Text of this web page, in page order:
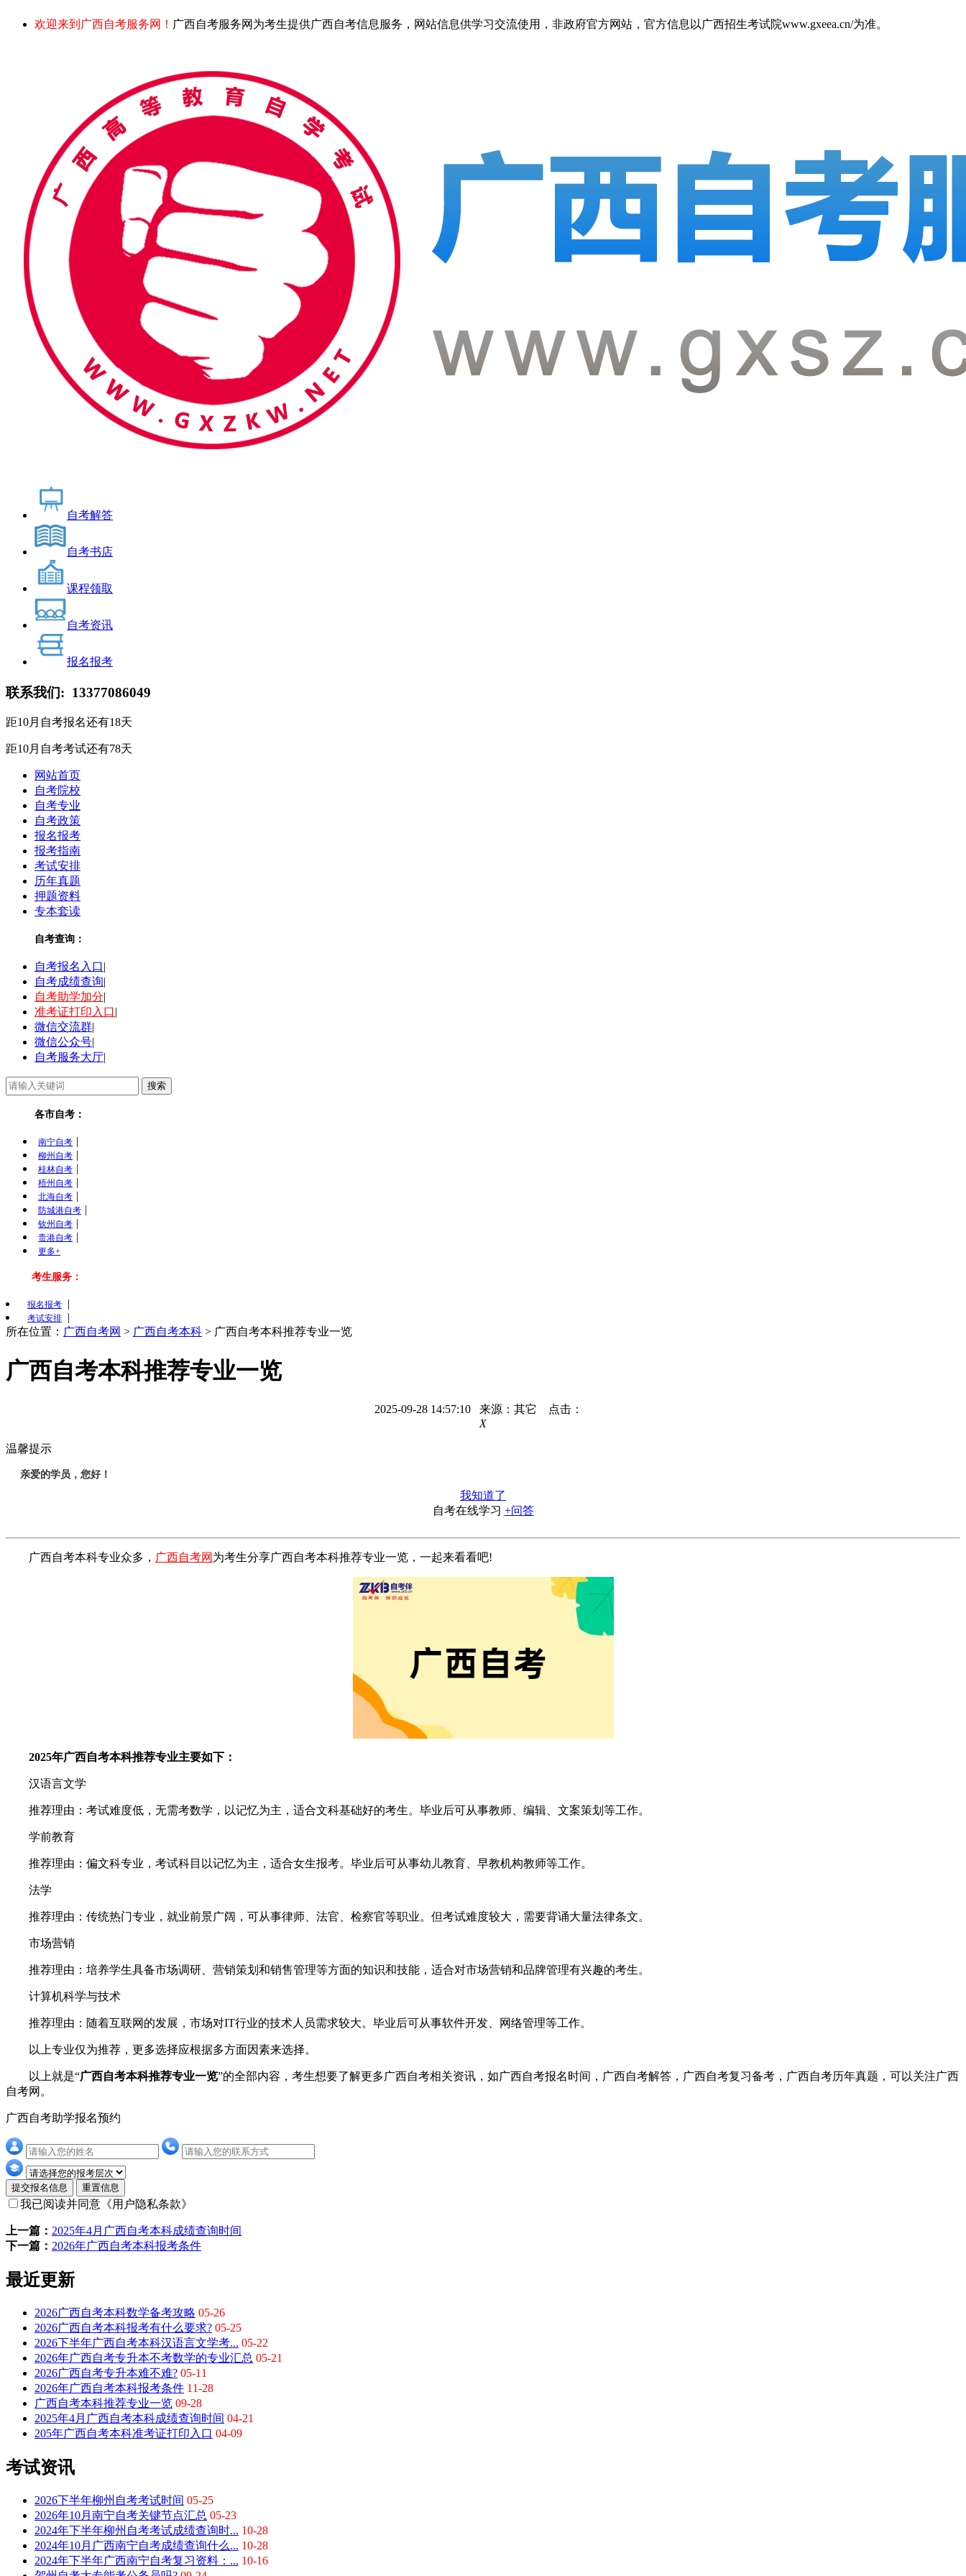
欢迎来到广西自考服务网！ 广西自考服务网为考生提供广西自考信息服务，网站信息供学习交流使用，非政府官方网站，官方信息以广西招生考试院www.gxeea.cn/为准。
自考解答
自考书店
课程领取
自考资讯
报名报考
联系我们: 13377086049
距10月自考报名还有18天
距10月自考考试还有78天
网站首页
自考院校
自考专业
自考政策
报名报考
报考指南
考试安排
历年真题
押题资料
专本套读
自考查询：
自考报名入口|
自考成绩查询|
自考助学加分|
准考证打印入口|
微信交流群|
微信公众号|
自考服务大厅|
各市自考：
南宁自考 |
柳州自考 |
桂林自考 |
梧州自考 |
北海自考 |
防城港自考 |
钦州自考 |
贵港自考 |
更多+
考生服务：
报名报考 |
考试安排
|
所在位置： 广西自考网 > 广西自考本科 > 广西自考本科推荐专业一览
广西自考本科推荐专业一览
2025-09-28 14:57:10 来源：其它 点击：
X
温馨提示
亲爱的学员，您好！
我知道了
自考在线学习 +问答
广西自考本科专业众多， 广西自考网 为考生分享广西自考本科推荐专业一览，一起来看看吧!
2025年广西自考本科推荐专业主要如下：
汉语言文学
推荐理由：考试难度低，无需考数学，以记忆为主，适合文科基础好的考生。毕业后可从事教师、编辑、文案策划等工作。
学前教育
推荐理由：偏文科专业，考试科目以记忆为主，适合女生报考。毕业后可从事幼儿教育、早教机构教师等工作。
法学
推荐理由：传统热门专业，就业前景广阔，可从事律师、法官、检察官等职业。但考试难度较大，需要背诵大量法律条文。
市场营销
推荐理由：培养学生具备市场调研、营销策划和销售管理等方面的知识和技能，适合对市场营销和品牌管理有兴趣的考生。
计算机科学与技术
推荐理由：随着互联网的发展，市场对IT行业的技术人员需求较大。毕业后可从事软件开发、网络管理等工作。
以上专业仅为推荐，更多选择应根据多方面因素来选择。
以上就是“广西自考本科推荐专业一览”的全部内容，考生想要了解更多广西自考相关资讯，如广西自考报名时间，广西自考解答，广西自考复习备考，广西自考历年真题，可以关注广西
自考网。
广西自考助学报名预约
提交报名信息 重置信息
我已阅读并同意 《用户隐私条款》
上一篇： 2025年4月广西自考本科成绩查询时间
下一篇： 2026年广西自考本科报考条件
最近更新
2026广西自考本科数学备考攻略 05-26
2026广西自考本科报考有什么要求? 05-25
2026下半年广西自考本科汉语言文学考... 05-22
2026年广西自考专升本不考数学的专业汇总 05-21
2026广西自考专升本难不难? 05-11
2026年广西自考本科报考条件 11-28
广西自考本科推荐专业一览 09-28
2025年4月广西自考本科成绩查询时间 04-21
205年广西自考本科准考证打印入口 04-09
考试资讯
2026下半年柳州自考考试时间 05-25
2026年10月南宁自考关键节点汇总 05-23
2024年下半年柳州自考考试成绩查询时... 10-28
2024年10月广西南宁自考成绩查询什么... 10-28
2024年下半年广西南宁自考复习资料：... 10-16